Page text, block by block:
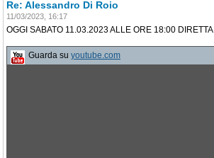
Re: Alessandro Di Roio
11/03/2023, 16:17
OGGI SABATO 11.03.2023 ALLE ORE 18:00 DIRETTA
Guarda su youtube.com